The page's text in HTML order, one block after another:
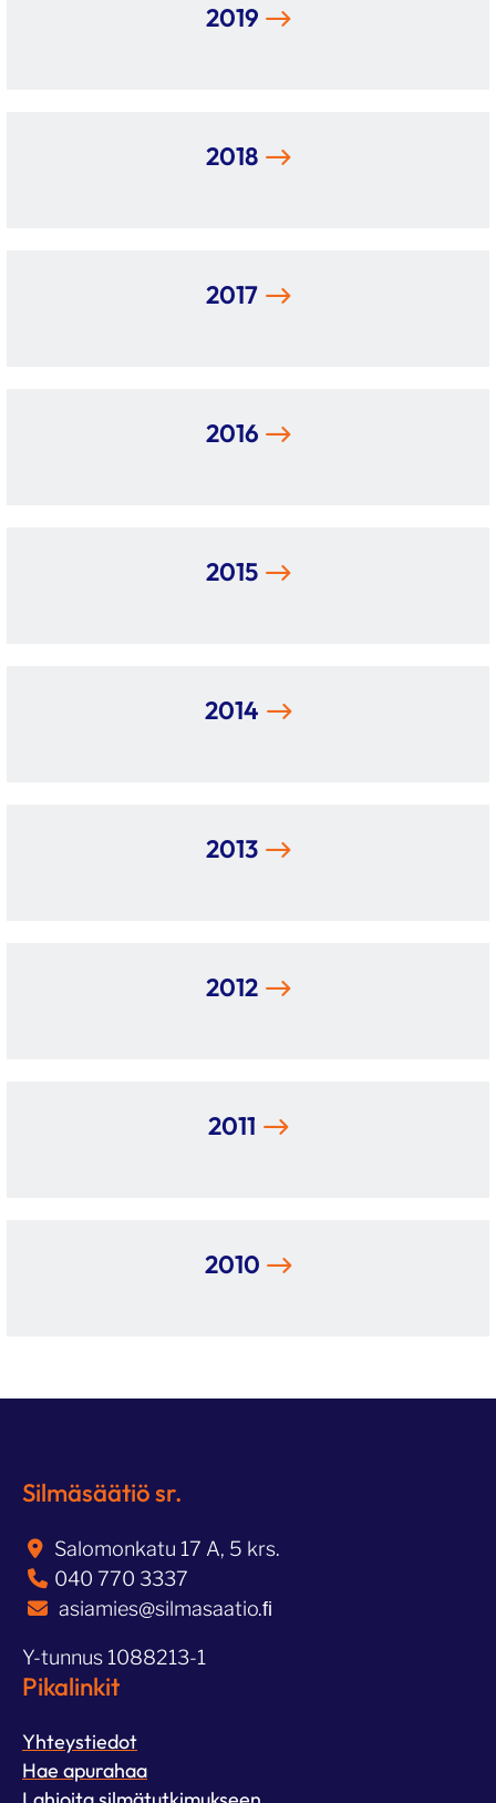
2019
2018
2017
2016
2015
2014
2013
2012
2011
2010
Silmäsäätiö sr.
Salomonkatu 17 A, 5 krs.
040 770 3337
asiamies@silmasaatio.ﬁ
Y-tunnus 1088213-1
Pikalinkit
Yhteystiedot
Hae apurahaa